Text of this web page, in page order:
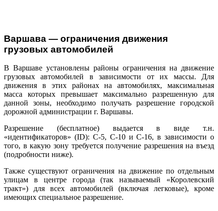
Варшава — ограничения движения
грузовых автомобилей
В Варшаве установлены районы ограничения на движение
грузовых автомобилей в зависимости от их массы. Для
движения в этих районах на автомобилях, максимальная
масса которых превышает максимально разрешенную для
данной зоны, необходимо получать разрешение городской
дорожной администрации г. Варшавы.
Разрешение (бесплатное) выдается в виде т.н.
«идентификаторов» (ID): С-5, С-10 и С-16, в зависимости о
того, в какую зону требуется получение разрешения на въезд
(подробности ниже).
Также существуют ограничения на движение по отдельным
улицам в центре города (так называемый «Королевский
тракт») для всех автомобилей (включая легковые), кроме
имеющих специальное разрешение.